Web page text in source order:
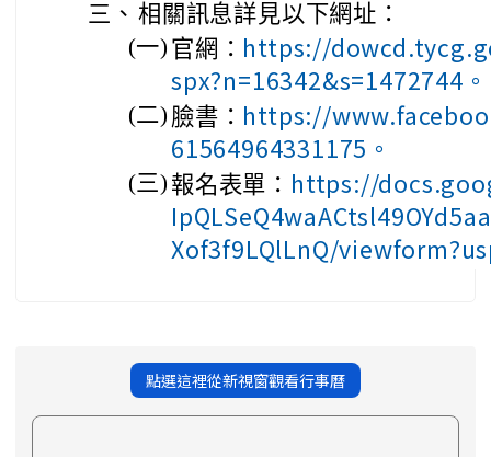
三、 相關訊息詳見以下網址：
(一) 官網： https://
spx?n=16342&s=1472744。
(二) 臉書： https://
61564964331175。
(三) 報名表單： https://
Xof3f9LQlLnQ/
點選這裡從新視窗觀看行事曆